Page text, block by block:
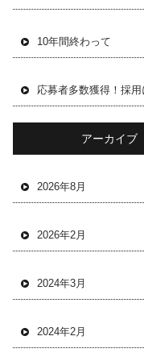
10年間終わって
アーカイブ
2026年8月
2026年2月
2024年3月
2024年2月